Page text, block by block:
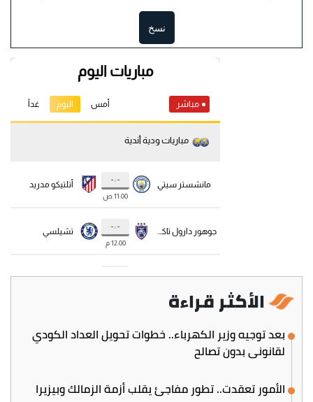
نسخ
الأكثر قراءة
بعد توجيه وزير الكهرباء.. خطوات تحويل العداد الكودي
لقانوني بدون تصالح
الأمور تعقدت.. تطور مفاجئ يقلب أزمة الزمالك وبيزيرا